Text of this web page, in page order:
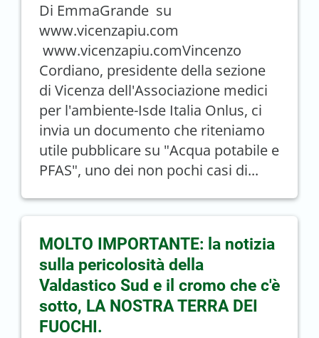
Di EmmaGrande su
www.vicenzapiu.com
www.vicenzapiu.comVincenzo
Cordiano, presidente della sezione
di Vicenza dell'Associazione medici
per l'ambiente-Isde Italia Onlus, ci
invia un documento che riteniamo
utile pubblicare su "Acqua potabile e
PFAS", uno dei non pochi casi di...
MOLTO IMPORTANTE: la notizia
sulla pericolosità della
Valdastico Sud e il cromo che c'è
sotto, LA NOSTRA TERRA DEI
FUOCHI.